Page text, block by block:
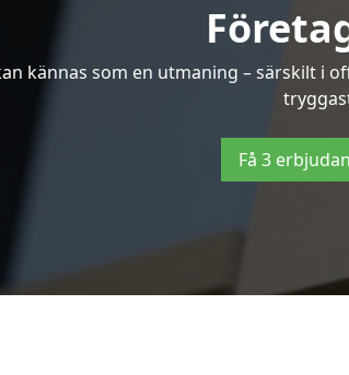
kännas som en utmaning – särskilt i
Få 3